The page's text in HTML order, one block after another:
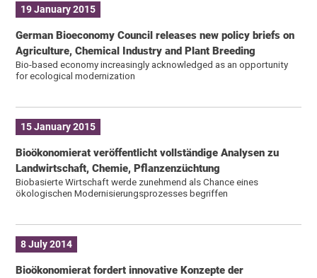
19 January 2015
German Bioeconomy Council releases new policy briefs on
Agriculture, Chemical Industry and Plant Breeding
Bio-based economy increasingly acknowledged as an opportunity
for ecological modernization
15 January 2015
Bioökonomierat veröffentlicht vollständige Analysen zu
Landwirtschaft, Chemie, Pflanzenzüchtung
Biobasierte Wirtschaft werde zunehmend als Chance eines
ökologischen Modernisierungsprozesses begriffen
8 July 2014
Bioökonomierat fordert innovative Konzepte der